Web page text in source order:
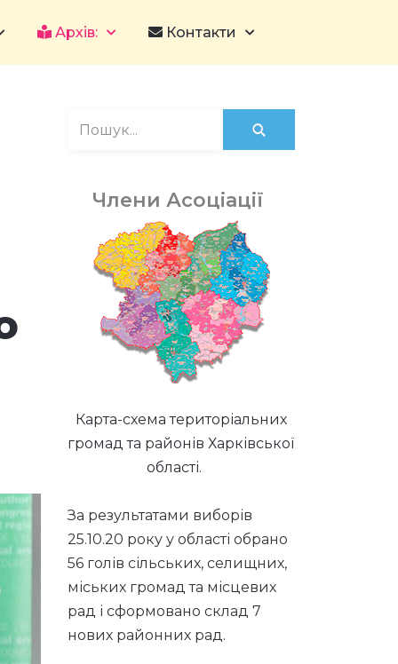
Архів: Контакти
Члени Асоціації
Карта-схема територіальних
громад та районів Харківської
області.
За результатами виборів
25.10.20 року у області обрано
56 голів сільських, селищних,
міських громад та місцевих
рад і сформовано склад 7
нових районних рад.